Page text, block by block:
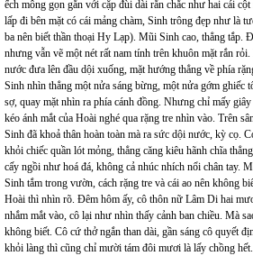
ếch mông gọn gắn với cặp đùi dài rắn chắc như hai cái
lấp đi bên mặt có cái mảng chàm, Sinh trông đẹp như là
ba nên biết thần thoại Hy Lạp). Mũi Sinh cao, thẳng tắp.
nhưng vẫn vẽ một nét rất nam tính trên khuôn mặt rắn
nước đưa lên đầu dội xuống, mặt hướng thẳng về phía
Sinh nhìn thẳng một nửa sáng bừng, một nửa gớm ghiếc
sợ, quay mặt nhìn ra phía cánh đồng. Nhưng chỉ mấy
kéo ánh mắt của Hoài nghé qua rặng tre nhìn vào. Trên
Sinh đã khoả thân hoàn toàn mà ra sức dội nước, kỳ cọ.
khỏi chiếc quần lót mỏng, thẳng căng kiêu hãnh chĩa
cấy ngồi như hoá đá, không cả nhúc nhích nổi chân tay.
Sinh tắm trong vườn, cách rặng tre và cái ao nên không
Hoài thì nhìn rõ. Đêm hôm ấy, cô thôn nữ Lâm Di hai
nhắm mắt vào, cô lại như nhìn thấy cảnh ban chiều. Mà
không biết. Cô cứ thở ngắn than dài, gần sáng cô quyết
khỏi làng thì cũng chỉ mười tám đôi mươi là lấy chồng